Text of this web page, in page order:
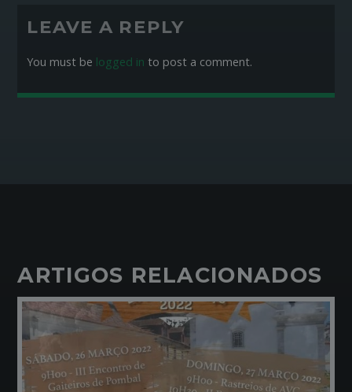
LEAVE A REPLY
You must be logged in to post a comment.
ARTIGOS RELACIONADOS